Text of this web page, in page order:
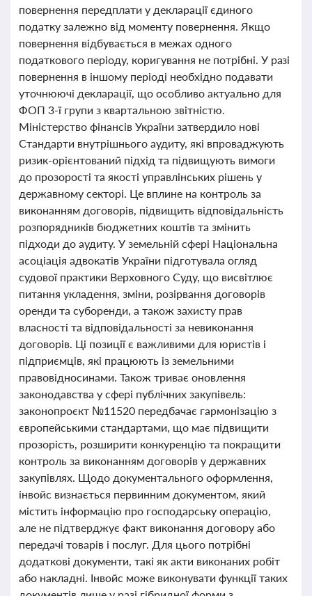
повернення передплати у декларації єдиного
податку залежно від моменту повернення. Якщо
повернення відбувається в межах одного
податкового періоду, коригування не потрібні. У разі
повернення в іншому періоді необхідно подавати
уточнюючі декларації, що особливо актуально для
ФОП 3-ї групи з квартальною звітністю.
Міністерство фінансів України затвердило нові
Стандарти внутрішнього аудиту, які впроваджують
ризик-орієнтований підхід та підвищують вимоги
до прозорості та якості управлінських рішень у
державному секторі. Це вплине на контроль за
виконанням договорів, підвищить відповідальність
розпорядників бюджетних коштів та змінить
підходи до аудиту. У земельній сфері Національна
асоціація адвокатів України підготувала огляд
судової практики Верховного Суду, що висвітлює
питання укладення, зміни, розірвання договорів
оренди та суборенди, а також захисту прав
власності та відповідальності за невиконання
договорів. Ці позиції є важливими для юристів і
підприємців, які працюють із земельними
правовідносинами. Також триває оновлення
законодавства у сфері публічних закупівель:
законопроєкт №11520 передбачає гармонізацію з
європейськими стандартами, що має підвищити
прозорість, розширити конкуренцію та покращити
контроль за виконанням договорів у державних
закупівлях. Щодо документального оформлення,
інвойс визнається первинним документом, який
містить інформацію про господарську операцію,
але не підтверджує факт виконання договору або
передачі товарів і послуг. Для цього потрібні
додаткові документи, такі як акти виконаних робіт
або накладні. Інвойс може виконувати функції таких